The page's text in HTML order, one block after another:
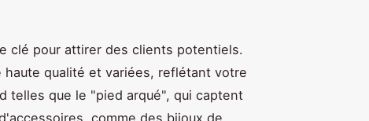
clé pour attirer des clients potentiels.
qualité et variées, reflétant votre
telles que le "pied arqué", qui captent
comme des bijoux de